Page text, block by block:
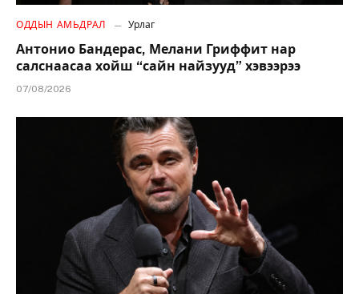
ОДДЫН АМЬДРАЛ Урлаг
Антонио Бандерас, Мелани Гриффит нар
салснаасаа хойш “сайн найзууд” хэвээрээ
07/08/2026